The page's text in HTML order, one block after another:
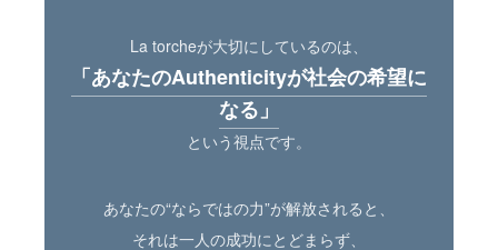
La torcheが大切にしているのは、
「あなたのAuthenticityが社会の希望に
なる」
という視点です。
あなたの“ならではの力”が解放されると、
それは一人の成功にとどまらず、